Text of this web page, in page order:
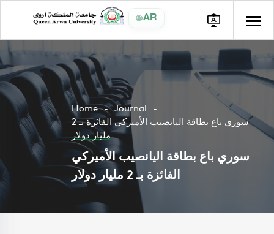
AR
Home
Journal
سوري باع بطاقة اليانصيب الأميركي الفائزة بـ 2
مليار دولار
سوري باع بطاقة اليانصيب الأميركي
الفائزة بـ 2 مليار دولار